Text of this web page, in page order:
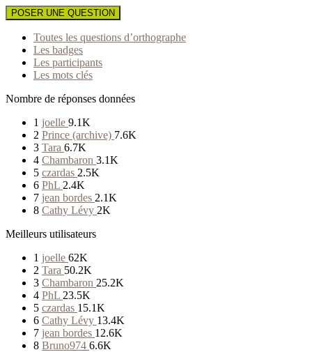
POSER UNE QUESTION
Toutes les questions d’orthographe
Les badges
Les participants
Les mots clés
Nombre de réponses données
1 joelle 9.1K
2 Prince (archive) 7.6K
3 Tara 6.7K
4 Chambaron 3.1K
5 czardas 2.5K
6 PhL 2.4K
7 jean bordes 2.1K
8 Cathy Lévy 2K
Meilleurs utilisateurs
1 joelle 62K
2 Tara 50.2K
3 Chambaron 25.2K
4 PhL 23.5K
5 czardas 15.1K
6 Cathy Lévy 13.4K
7 jean bordes 12.6K
8 Bruno974 6.6K